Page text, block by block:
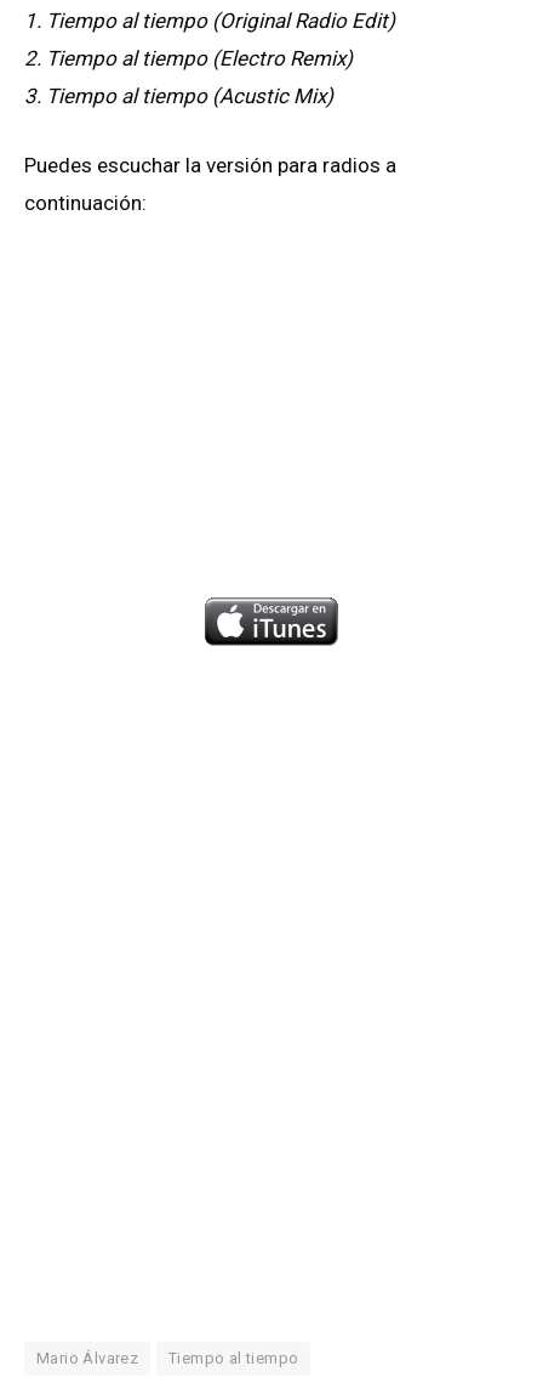
1. Tiempo al tiempo (Original Radio Edit)
2. Tiempo al tiempo (Electro Remix)
3. Tiempo al tiempo (Acustic Mix)
Puedes escuchar la versión para radios a
continuación:
Mario Álvarez Tiempo al tiempo